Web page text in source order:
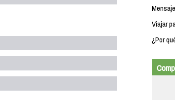
Viajar
¿Por